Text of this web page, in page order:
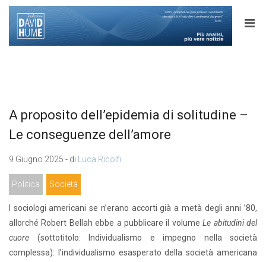
A proposito dell’epidemia di solitudine –
Le conseguenze dell’amore
9 Giugno 2025 - di Luca Ricolfi
Politica Società
I sociologi americani se n’erano accorti già a metà degli anni ’80,
allorché Robert Bellah ebbe a pubblicare il volumeLe abitudini del
cuore (sottotitolo: Individualismo e impegno nella società
complessa): l’individualismo esasperato della società americana